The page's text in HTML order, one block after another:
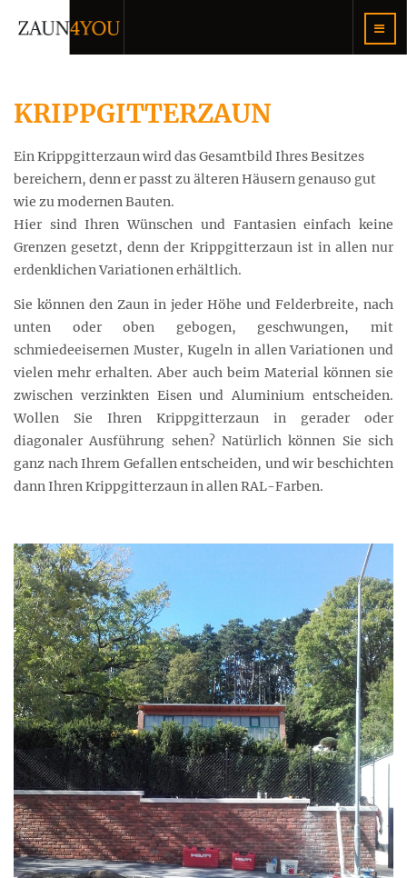
KRIPPGITTERZAUN
Ein Krippgitterzaun wird das Gesamtbild Ihres Besitzes
bereichern, denn er passt zu älteren Häusern genauso gut
wie zu modernen Bauten.
Hier sind Ihren Wünschen und Fantasien einfach keine
Grenzen gesetzt, denn der Krippgitterzaun ist in allen nur
erdenklichen Variationen erhältlich.
Sie können den Zaun in jeder Höhe und Felderbreite, nach
unten oder oben gebogen, geschwungen, mit
schmiedeeisernen Muster, Kugeln in allen Variationen und
vielen mehr erhalten. Aber auch beim Material können sie
zwischen verzinkten Eisen und Aluminium entscheiden.
Wollen Sie Ihren Krippgitterzaun in gerader oder
diagonaler Ausführung sehen? Natürlich können Sie sich
ganz nach Ihrem Gefallen entscheiden, und wir beschichten
dann Ihren Krippgitterzaun in allen RAL-Farben.